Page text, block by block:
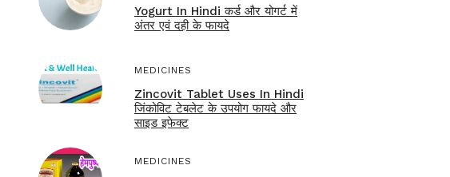
Yogurt In Hindi कर्ड और योगर्ट में
अंतर एवं दही के फायदे
MEDICINES
Zincovit Tablet Uses In Hindi
जिंकोविट टेबलेट के उपयोग फायदे और
साइड इफेक्ट
MEDICINES